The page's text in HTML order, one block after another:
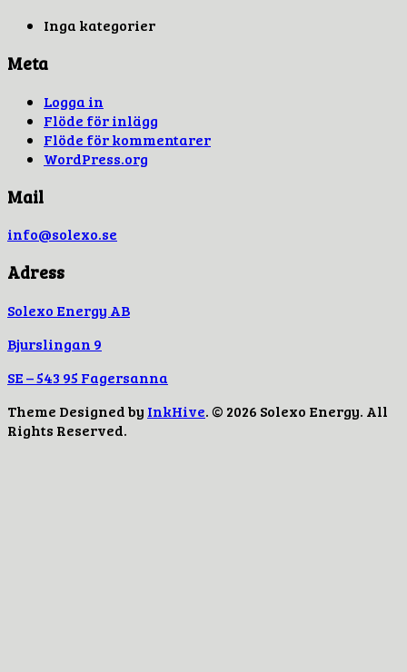
Inga kategorier
Meta
Logga in
Flöde för inlägg
Flöde för kommentarer
WordPress.org
Mail
info@solexo.se
Adress
Solexo Energy AB
Bjurslingan 9
SE – 543 95 Fagersanna
Theme Designed by InkHive.© 2026 Solexo Energy. All
Rights Reserved.